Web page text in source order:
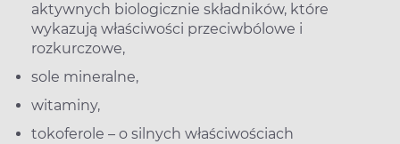
aktywnych biologicznie składników, które
wykazują właściwości przeciwbólowe i
rozkurczowe,
sole mineralne,
witaminy,
tokoferole – o silnych właściwościach